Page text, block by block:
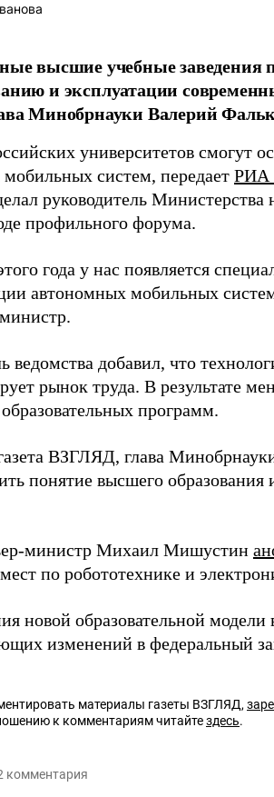
высшие учебные заведения
и эксплуатации
Минобрнауки Валерий
университетов смогут
систем, передает РИА
руководитель
профильного форума.
года у нас появляется
автономных мобильных
ведомства добавил, что
рынок труда. В результате
программ.
ВЗГЛЯД, глава
понятие высшего образования
министр Михаил Мишустин
по робототехнике и
новой образовательной модели
изменений в федеральный
материалы газеты ВЗГЛЯД,
к комментариям читайтездесь.
комментария